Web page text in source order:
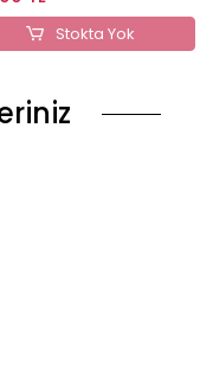
Stokta Yok